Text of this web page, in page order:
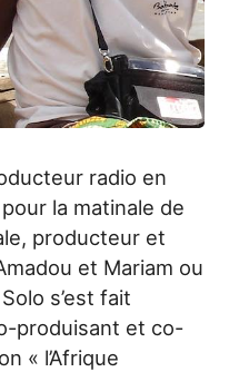
radio en
la matinale de
producteur et
et Mariam ou
s’est fait
produisant et co-
« l’Afrique